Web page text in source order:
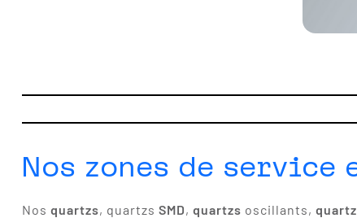
Nos zones de service
Nos quartzs, quartzs SMD, quartzs oscillants,